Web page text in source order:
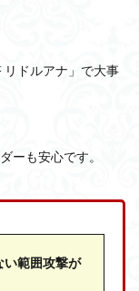
リドルアナ」で大事
ーも安心です。
い範囲攻撃が